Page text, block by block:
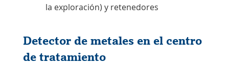
la exploración) y retenedores
Detector de metales en el centro
de tratamiento